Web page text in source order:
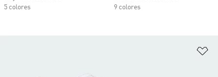
5 colores
9 colores